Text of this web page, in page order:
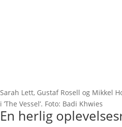
Sarah Lett, Gustaf Rosell og Mikkel
i ’The Vessel’. Foto: Badi Khwies
En herlig